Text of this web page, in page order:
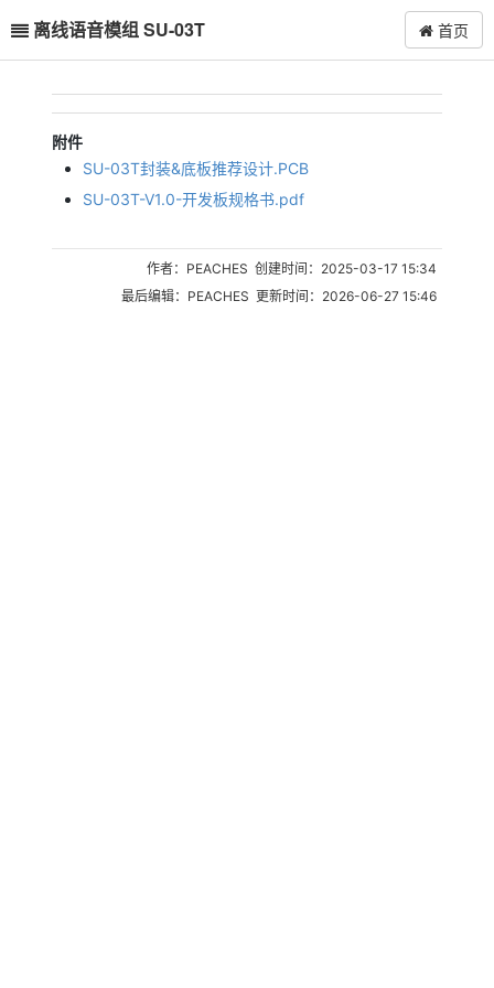
离线语音模组 SU-03T 首页
附件
SU-03T封装&底板推荐设计.PCB
SU-03T-V1.0-开发板规格书.pdf
作者：PEACHES 创建时间：2025-03-17 15:34
最后编辑：PEACHES 更新时间：2026-06-27 15:46